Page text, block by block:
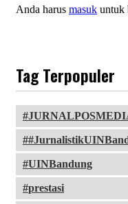
Anda harus masuk untuk
Tag Terpopuler
UINBandung
prestasi